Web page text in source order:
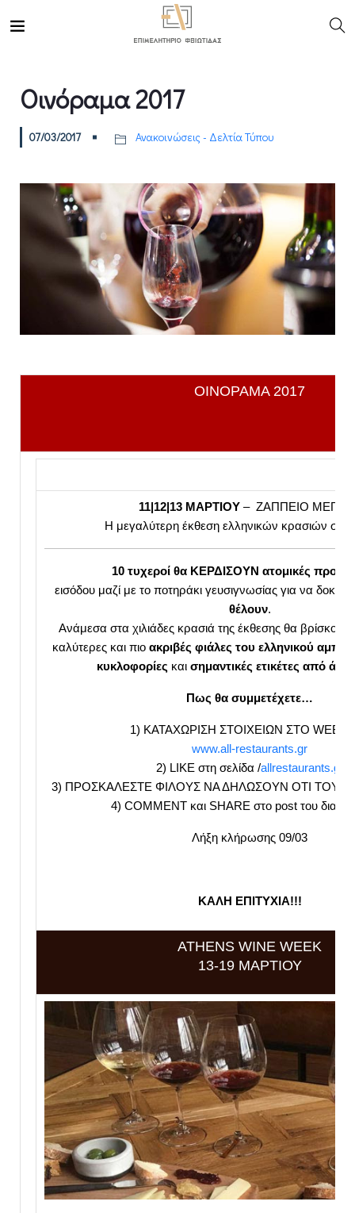
Οινόραμα 2017
07/03/2017 Ανακοινώσεις - Δελτία Τύπου
ΟΙΝΟΡΑΜΑ 2017
11|12|13 ΜΑΡΤΙΟΥ – ΖΑΠΠΕΙΟ
Η μεγαλύτερη έκθεση ελληνικών κρασιών
10 τυχεροί θα ΚΕΡΔΙΣΟΥΝ ατομικές
εισόδου μαζί με το ποτηράκι γευσιγνωσίας για να
θέλουν.
Ανάμεσα στα χιλιάδες κρασιά της έκθεσης θα
καλύτερες και πιο ακριβές φιάλες του ελληνικού
κυκλοφορίες και σημαντικές ετικέτες από
Πως θα συμμετέχετε…
1) ΚΑΤΑΧΩΡΙΣΗ ΣΤΟΙΧΕΙΩΝ ΣΤΟ WEB
www.all-restaurants.gr
2) LIKE στη σελίδα /allrestaurants.gr
3) ΠΡΟΣΚΑΛΕΣΤΕ ΦΙΛΟΥΣ ΝΑ ΔΗΛΩΣΟΥΝ ΟΤΙ ΤΟΥΣ
4) COMMENT και SHARE στο post του
Λήξη κλήρωσης 09/03
ΚΑΛΗ ΕΠΙΤΥΧΙΑ!!!
ATHENS WINE WEEK
13-19 ΜΑΡΤΙΟΥ